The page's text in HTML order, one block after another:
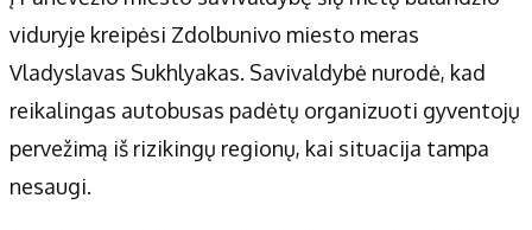
viduryje kreipėsi Zdolbunivo miesto meras
Vladyslavas Sukhlyakas. Savivaldybė nurodė, kad
reikalingas autobusas padėtų organizuoti gyventojų
pervežimą iš rizikingų regionų, kai situacija tampa
nesaugi.